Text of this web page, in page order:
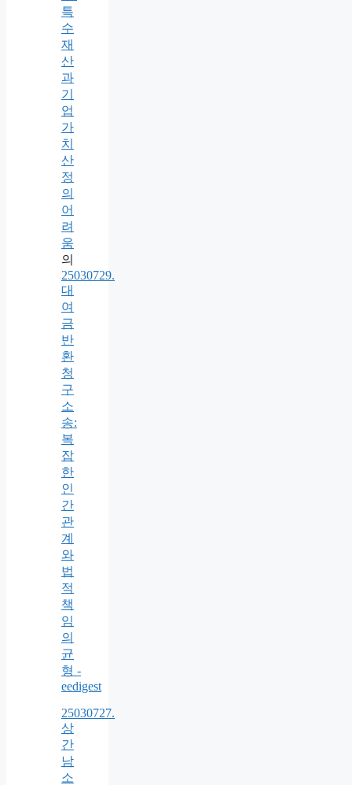
특
수
재
산
과
기
업
가
치
산
정
의
어
려
움
의
25030729.
대
여
금
반
환
청
구
소
송:
복
잡
한
인
간
관
계
와
법
적
책
임
의
균
형 -
eedigest
25030727.
상
간
남
소